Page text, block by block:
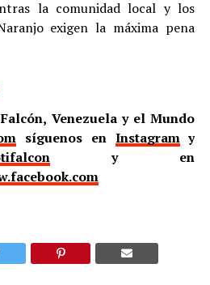
la comunidad local y los
exigen la máxima pena
Venezuela y el Mundo
síguenos en Instagramy
y en